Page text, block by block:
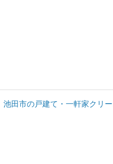
池田市の戸建て・一軒家クリ